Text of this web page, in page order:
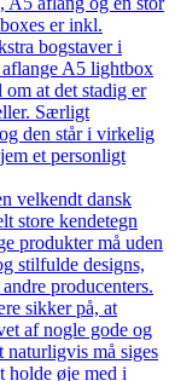
er inkl.
bogstaver i
A5 lightbox
at det stadig er
Særligt
den står i virkelig
et personligt
velkendt dansk
store kendetegn
produkter må uden
stilfulde designs,
producenters.
sikker på, at
af nogle gode og
naturligvis må siges
holde øje med i